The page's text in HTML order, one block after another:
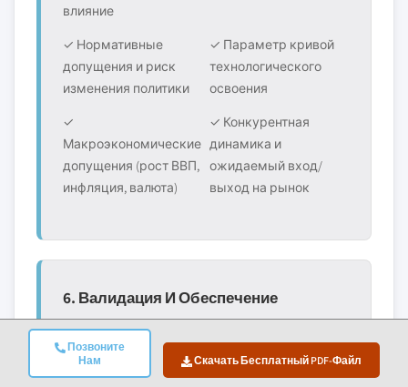
Позвоните
Нам
Скачать Бесплатный PDF-Файл
влияние
✓ Нормативные
допущения и риск
изменения политики
✓ Параметр кривой
технологического
освоения
✓
Макроэкономические
допущения (рост ВВП,
инфляция, валюта)
✓ Конкурентная
динамика и
ожидаемый вход/
выход на рынок
6. Валидация И Обеспечение
Качества
На заключительных этапах осуществляется
человеческая валидация, в рамках которой